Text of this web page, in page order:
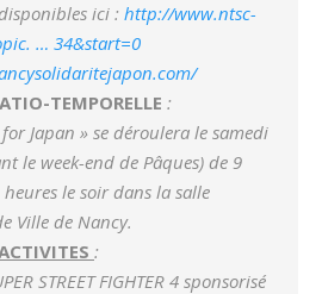
ici : http://www.ntsc-
… 34&start=0
TEMPORELLE :
Japan » se déroulera le samedi
le week-end de Pâques) de 9
le soir dans la salle
Ville de Nancy.
:
STREET FIGHTER 4 sponsorisé